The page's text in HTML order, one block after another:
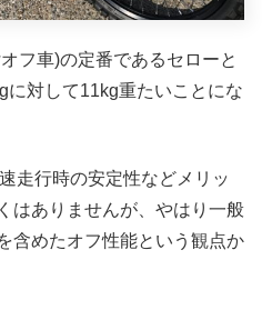
フ車)の定番であるセローと
に対して11kg重たいことにな
走行時の安定性などメリッ
はありませんが、やはり一般
含めたオフ性能という観点か